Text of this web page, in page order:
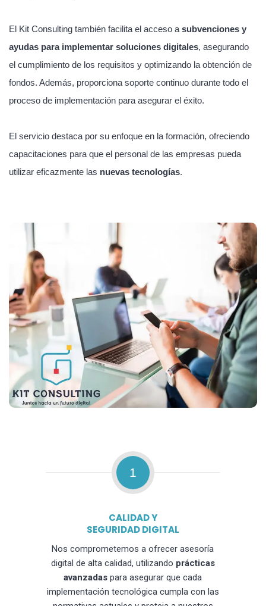
El Kit Consulting también facilita el acceso a subvenciones y
ayudas para implementar soluciones digitales, asegurando
el cumplimiento de los requisitos y optimizando la obtención de
fondos. Además, proporciona soporte continuo durante todo el
proceso de implementación para asegurar el éxito.
El servicio destaca por su enfoque en la formación, ofreciendo
capacitaciones para que el personal de las empresas pueda
utilizar eficazmente las nuevas tecnologías.
1
CALIDAD Y
SEGURIDAD DIGITAL
Nos comprometemos a ofrecer asesoría
digital de alta calidad, utilizando prácticas
avanzadas para asegurar que cada
implementación tecnológica cumpla con las